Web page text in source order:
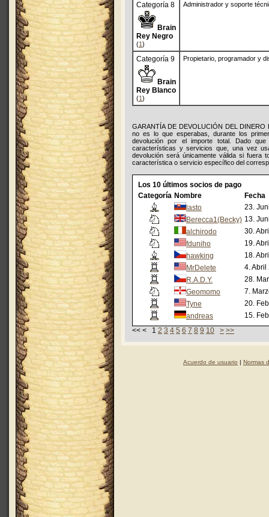
Categoría 8
Brain
Rey Negro
(1)
Administrador y soporte
Categoría 9
Brain
Rey Blanco
(1)
Propietario, programador y
GARANTÍA DE DEVOLUCIÓN DEL
no es lo que esperabas, durante los
devolución por el importe total. Dado
características y servicios que, una vez
devolución será únicamente válida si fuera
característica o servicio específico del
Los 10 últimos socios de pago
Categoría Nombre
Fecha
lasto
23.
Berecca1(Becky) 13.
alchirodo
30.
fduniho
19.
hawking
18.
MrDelete
4. Abril
R.A.D.Y.
28.
Geomomo
7.
Tyne
20.
andreas
15.
<< < 1 2 3 4 5 6 7 8 9 10 > >>
Acuerdo de usuario | Normas